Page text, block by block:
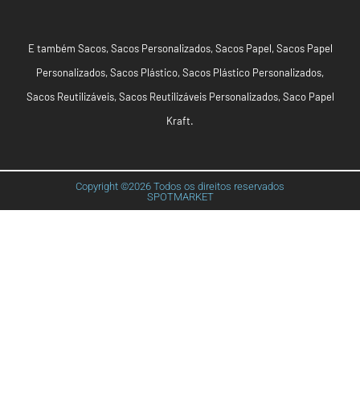
E também Sacos,Sacos Personalizados,Sacos Papel,Sacos Papel
Personalizados,Sacos Plástico,Sacos Plástico Personalizados,
Sacos Reutilizáveis,Sacos Reutilizáveis Personalizados,Saco Papel
Kraft.
Copyright ©2026 Todos os direitos reservados
SPOTMARKET